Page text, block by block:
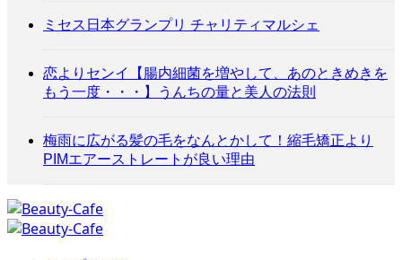
ミセス日本グランプリ チャリティマルシェ
恋よりセンイ【腸内細菌を増やして、あのときめきを
もう一度・・・】うんちの量と美人の法則
梅雨に広がる髪の毛をなんとかして！縮毛矯正より
PIMエアーストレートが良い理由